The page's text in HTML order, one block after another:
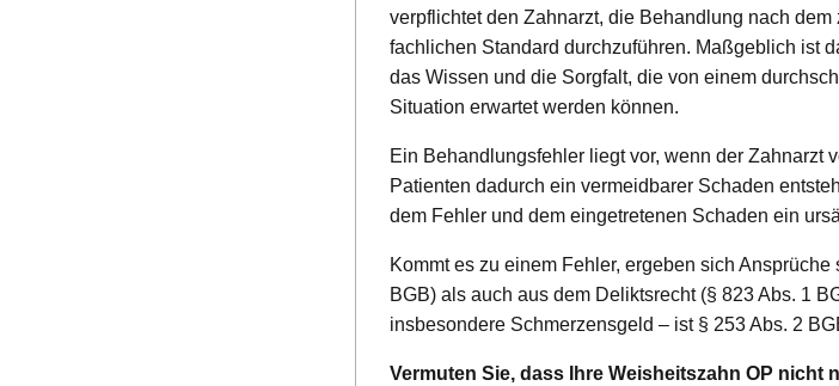
verpflichtet den Zahnarzt, die Behandlung nach
fachlichen Standard durchzuführen. Maßgeblich ist
das Wissen und die Sorgfalt, die von einem
Situation erwartet werden können.
Ein Behandlungsfehler liegt vor, wenn der Zahnarzt
Patienten dadurch ein vermeidbarer Schaden
dem Fehler und dem eingetretenen Schaden ein
Kommt es zu einem Fehler, ergeben sich
BGB) als auch aus dem Deliktsrecht (§ 823 Abs. 1
insbesondere Schmerzensgeld – ist § 253 Abs. 2
Vermuten Sie, dass Ihre Weisheitszahn OP